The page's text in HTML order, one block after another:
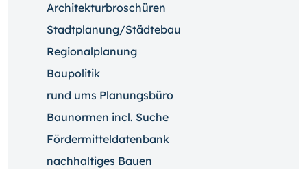
Architekturbroschüren
Stadtplanung/Städtebau
Regionalplanung
Baupolitik
rund ums Planungsbüro
Baunormen incl. Suche
Fördermitteldatenbank
nachhaltiges Bauen